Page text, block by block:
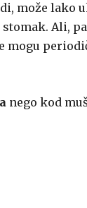
može lako
stomak. Ali,
mogu
nego kod